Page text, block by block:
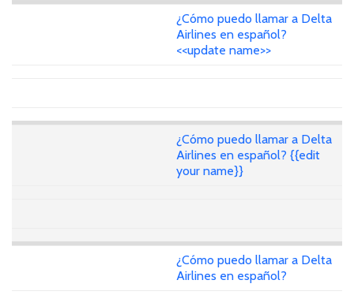
¿Cómo puedo llamar a Delta
Airlines en español?
<<update name>>
¿Cómo puedo llamar a Delta
Airlines en español? {{edit
your name}}
¿Cómo puedo llamar a Delta
Airlines en español?